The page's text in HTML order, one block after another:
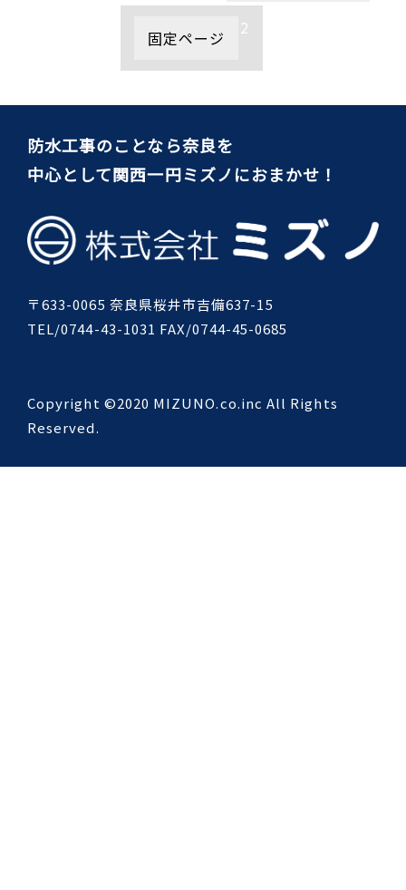
固定ページ 2
防水工事のことなら奈良を
中心として関西一円ミズノにおまかせ！
〒633-0065 奈良県桜井市吉備637-15
TEL/0744-43-1031 FAX/0744-45-0685
Copyright ©2020 MIZUNO.co.inc All Rights
Reserved.